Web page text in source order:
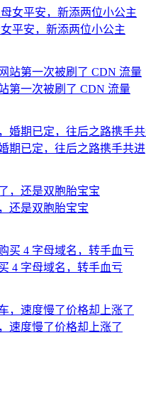
平安，新添两位小公主
第一次被刷了 CDN 流量
期已定，往后之路携手共进
还是双胞胎宝宝
4 字母域名，转手血亏
速度慢了价格却上涨了